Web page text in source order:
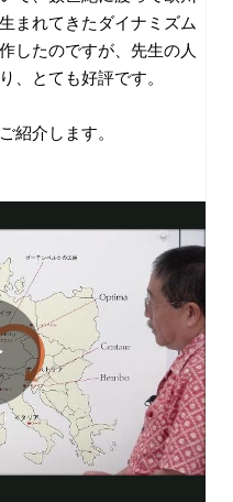
まれてきたダイナミズム
したのですが、先生の人
、とても好評です。
紹介します。